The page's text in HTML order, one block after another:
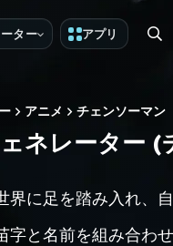
ター アプリ
アニメ チェンソーマン
ネレーター (
に足を踏み入れ、
字と名前を組み合わ